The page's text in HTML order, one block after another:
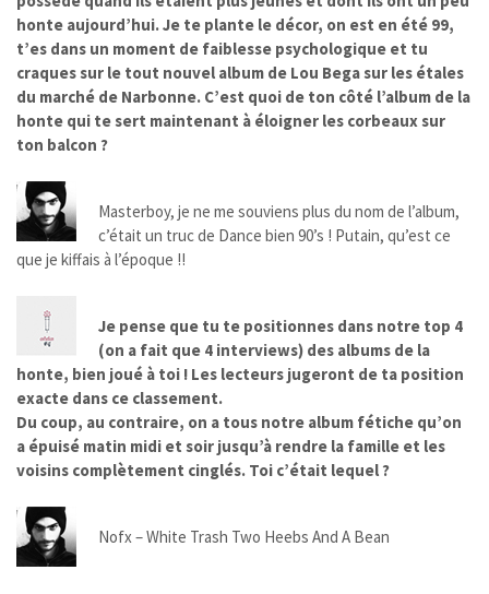
honte aujourd’hui. Je te plante le décor, on est en été 99,
t’es dans un moment de faiblesse psychologique et tu
craques sur le tout nouvel album de Lou Bega sur les étales
du marché de Narbonne. C’est quoi de ton côté l’album de la
honte qui te sert maintenant à éloigner les corbeaux sur
ton balcon ?
Masterboy, je ne me souviens plus du nom de l’album,
c’était un truc de Dance bien 90’s ! Putain, qu’est ce
que je kiffais à l’époque !!
Je pense que tu te positionnes dans notre top 4
(on a fait que 4 interviews) des albums de la
honte, bien joué à toi ! Les lecteurs jugeront de ta position
exacte dans ce classement.
Du coup, au contraire, on a tous notre album fétiche qu’on
a épuisé matin midi et soir jusqu’à rendre la famille et les
voisins complètement cinglés. Toi c’était lequel ?
Nofx – White Trash Two Heebs And A Bean